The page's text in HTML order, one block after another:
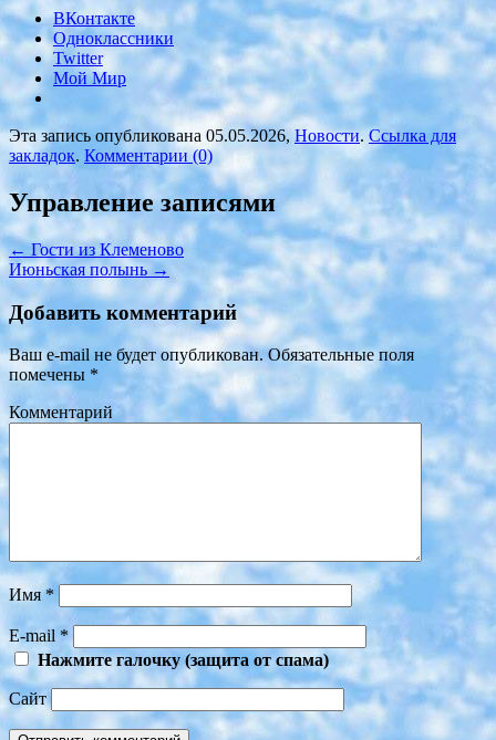
ВКонтакте
Одноклассники
Twitter
Мой Мир
Эта запись опубликована 05.05.2026,Новости.Ссылка для
закладок. Комментарии (0)
Управление записями
← Гости из Клеменово
Июньская полынь →
Добавить комментарий
Ваш e-mail не будет опубликован.Обязательные поля
помечены *
Комментарий
Имя*
E-mail *
Нажмите галочку (защита от спама)
Сайт